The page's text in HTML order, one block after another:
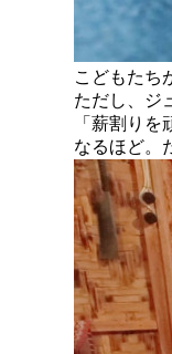
こどもたち
ただし、ジ
「薪割り
なるほど。